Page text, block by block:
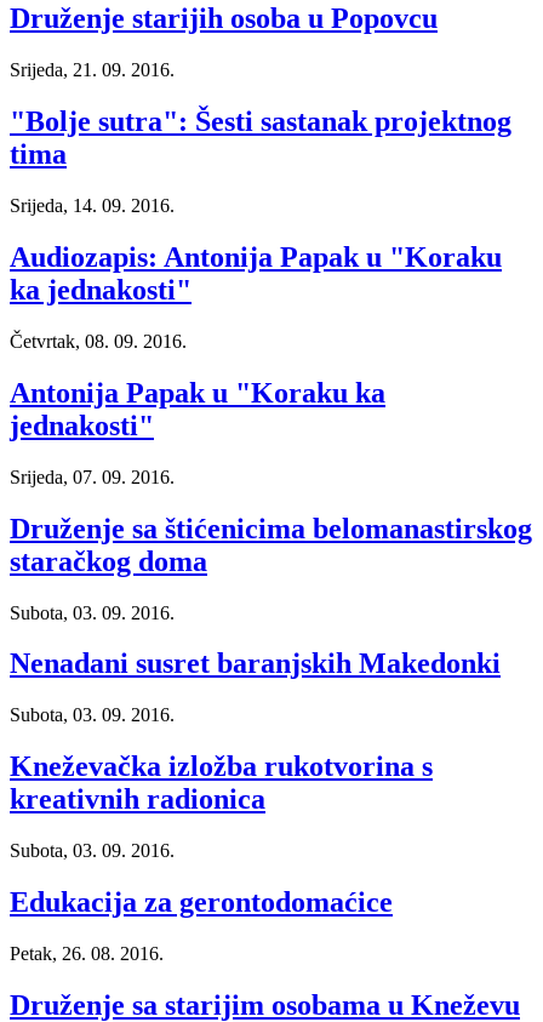
Druženje starijih osoba u Popovcu
Srijeda, 21. 09. 2016.
"Bolje sutra": Šesti sastanak projektnog
tima
Srijeda, 14. 09. 2016.
Audiozapis: Antonija Papak u "Koraku
ka jednakosti"
Četvrtak, 08. 09. 2016.
Antonija Papak u "Koraku ka
jednakosti"
Srijeda, 07. 09. 2016.
Druženje sa štićenicima belomanastirskog
staračkog doma
Subota, 03. 09. 2016.
Nenadani susret baranjskih Makedonki
Subota, 03. 09. 2016.
Kneževačka izložba rukotvorina s
kreativnih radionica
Subota, 03. 09. 2016.
Edukacija za gerontodomaćice
Petak, 26. 08. 2016.
Druženje sa starijim osobama u Kneževu